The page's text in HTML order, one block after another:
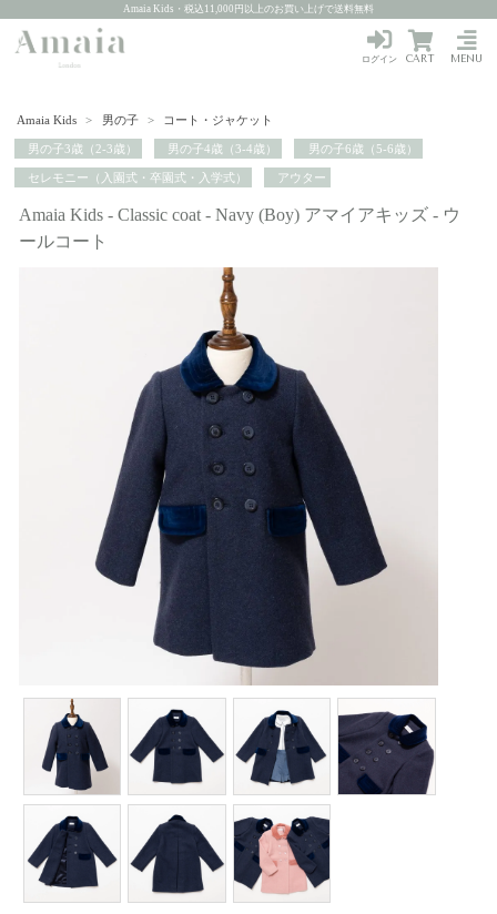
Amaia Kids・税込11,000円以上のお買い上げで送料無料
MENU
ログイン CART
Amaia Kids > 男の子 > コート・ジャケット
男の子3歳（2-3歳） 男の子4歳（3-4歳） 男の子6歳（5-6歳）
セレモニー（入園式・卒園式・入学式） アウター
Amaia Kids - Classic coat - Navy (Boy) アマイアキッズ - ウ
ールコート